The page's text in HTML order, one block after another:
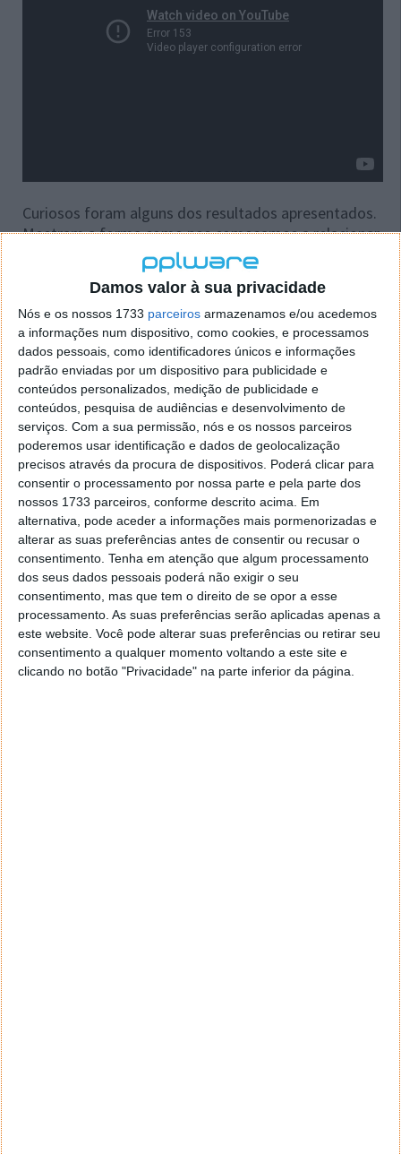
Damos valor à sua privacidade
Nós e os nossos 1733 parceiros armazenamos e/ou acedemos
a informações num dispositivo, como cookies, e processamos
dados pessoais, como identificadores únicos e informações
padrão enviadas por um dispositivo para publicidade e
conteúdos personalizados, medição de publicidade e
conteúdos, pesquisa de audiências e desenvolvimento de
serviços. Com a sua permissão, nós e os nossos parceiros
poderemos usar identificação e dados de geolocalização
precisos através da procura de dispositivos. Poderá clicar para
consentir o processamento por nossa parte e pela parte dos
nossos 1733 parceiros, conforme descrito acima. Em
alternativa, pode aceder a informações mais pormenorizadas e
alterar as suas preferências antes de consentir ou recusar o
consentimento. Tenha em atenção que algum processamento
dos seus dados pessoais poderá não exigir o seu
consentimento, mas que tem o direito de se opor a esse
processamento. As suas preferências serão aplicadas apenas a
este website. Você pode alterar suas preferências ou retirar seu
consentimento a qualquer momento voltando a este site e
clicando no botão "Privacidade" na parte inferior da página.
Curiosos foram alguns dos resultados apresentados.
Mostram a forma como nos começamos a relacionar
com este tipo de equipamentos e a dependência que
temos já da sua presença.
A Google, por ter como um dos seus principais
serviços a venda de publicidade, irá com certeza
aproveitar estes dados de forma exemplar para
alargar o seu negócio.
Homepage:Google Mobile Ads
Este artigo tem mais de um ano
Acompanhe o Pplware no Google Notícias
Proponha uma correção, faça uma sugestão